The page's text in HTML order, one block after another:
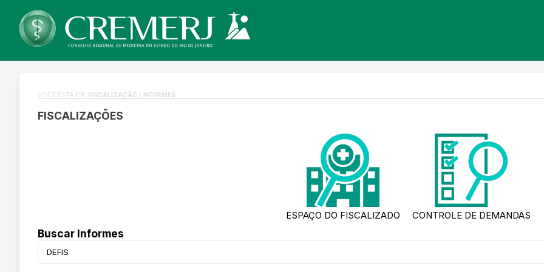
VOCÊ ESTÁ EM: FISCALIZAÇÃO / INFORMES
FISCALIZAÇÕES
ESPAÇO DO FISCALIZADO CONTROLE DE DEMANDAS
Buscar Informes